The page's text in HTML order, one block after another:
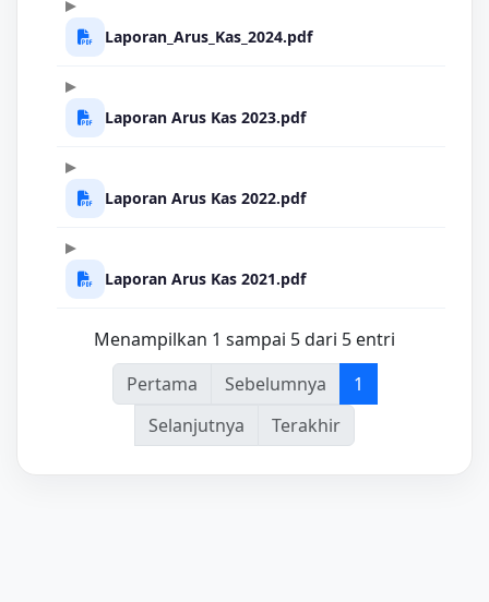
Laporan_Arus_Kas_2024.pdf
Laporan Arus Kas 2023.pdf
Laporan Arus Kas 2022.pdf
Laporan Arus Kas 2021.pdf
Menampilkan 1 sampai 5 dari 5 entri
Pertama
Sebelumnya
1
Selanjutnya
Terakhir